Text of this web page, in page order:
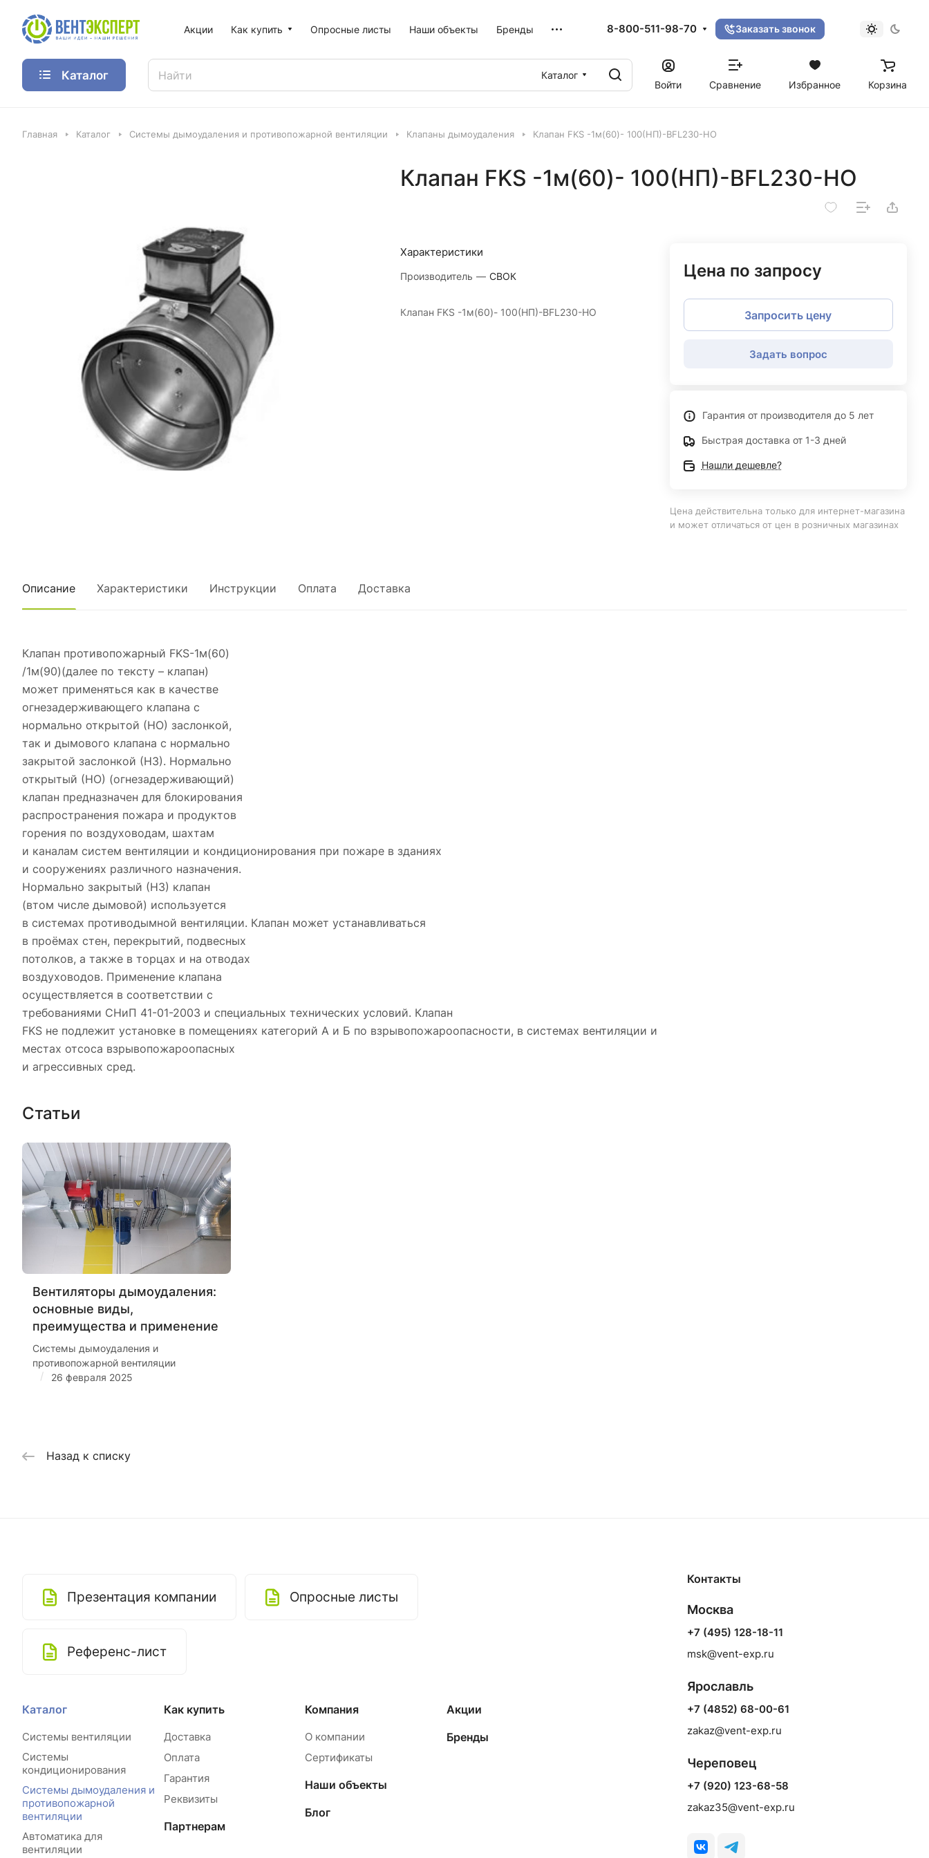
Акции Как купить Опросные листы Наши объекты Бренды 8-800-511-98-70 Заказать звонок
Каталог
Каталог
Войти
Сравнение Избранное Корзина
Главная Каталог Системы дымоудаления и противопожарной вентиляции Клапаны дымоудаления Клапан FKS -1м(60)- 100(НП)-BFL230-НО
Клапан FKS -1м(60)- 100(НП)-BFL230-НО
Характеристики
Производитель — СВОК
Клапан FKS -1м(60)- 100(НП)-BFL230-НО
Цена по запросу
Запросить цену
Задать вопрос
Гарантия от производителя до 5 лет
Быстрая доставка от 1-3 дней
Нашли дешевле?
Цена действительна только для интернет-магазина
и может отличаться от цен в розничных магазинах
Описание Характеристики Инструкции Оплата Доставка
Клапан противопожарный FKS-1м(60)
/1м(90)(далее по тексту – клапан)
может применяться как в качестве
огнезадерживающего клапана с
нормально открытой (НО) заслонкой,
так и дымового клапана с нормально
закрытой заслонкой (НЗ). Нормально
открытый (НО) (огнезадерживающий)
клапан предназначен для блокирования
распространения пожара и продуктов
горения по воздуховодам, шахтам
и каналам систем вентиляции и кондиционирования при пожаре в зданиях
и сооружениях различного назначения.
Нормально закрытый (НЗ) клапан
(втом числе дымовой) используется
в системах противодымной вентиляции. Клапан может устанавливаться
в проёмах стен, перекрытий, подвесных
потолков, а также в торцах и на отводах
воздуховодов. Применение клапана
осуществляется в соответствии с
требованиями СНиП 41-01-2003 и специальных технических условий. Клапан
FKS не подлежит установке в помещениях категорий А и Б по взрывопожароопасности, в системах вентиляции и
местах отсоса взрывопожароопасных
и агрессивных сред.
Статьи
Вентиляторы дымоудаления:
основные виды,
преимущества и применение
Системы дымоудаления и
противопожарной вентиляции
/ 26 февраля 2025
Назад к списку
Презентация компании Опросные листы
Референс-лист
Каталог
Системы вентиляции
Системы
кондиционирования
Системы дымоудаления и
противопожарной
вентиляции
Автоматика для
вентиляции
Как купить
Доставка
Оплата
Гарантия
Реквизиты
Партнерам
Компания
О компании
Сертификаты
Наши объекты
Блог
Акции
Бренды
Контакты
Москва
+7 (495) 128-18-11
msk@vent-exp.ru
Ярославль
+7 (4852) 68-00-61
zakaz@vent-exp.ru
Череповец
+7 (920) 123-68-58
zakaz35@vent-exp.ru